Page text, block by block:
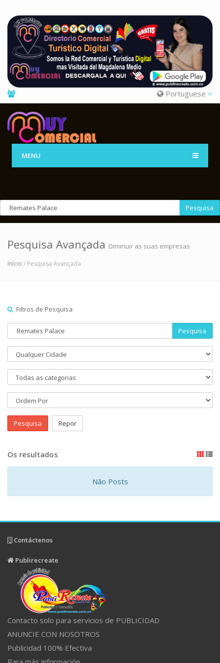
Portuguese
MENU
Pesquisa
Pesquisa Avançada Diminuir as suas empresas
Início / Pesquisa Avançada
Filtros de Pesquisa
Pesquisa
Pesquisa Repor
Os resultados
Não Posts
Contáctenos
Publirecreate
Contacto solo para servicios de PUBLICIDAD
ANUNCIE CON NOSOTROS
Publicidad 100% Efectiva